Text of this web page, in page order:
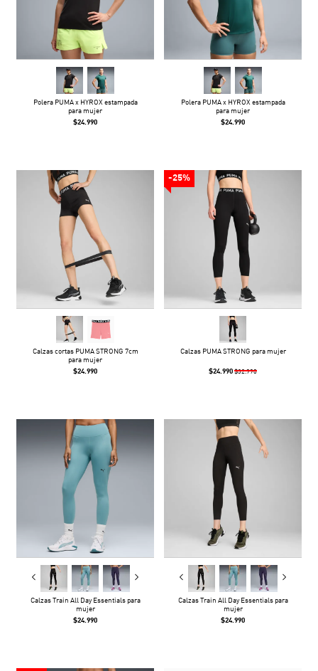
Polera PUMA x HYROX estampada
para mujer
$24.990
Polera PUMA x HYROX estampada
para mujer
$24.990
Calzas cortas PUMA STRONG 7cm
para mujer
$24.990
-25%
Calzas PUMA STRONG para mujer
$24.990 $32.990
Calzas Train All Day Essentials para
mujer
$24.990
Calzas Train All Day Essentials para
mujer
$24.990